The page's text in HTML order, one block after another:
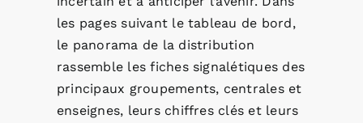
les pages suivant le tableau de bord,
le panorama de la distribution
rassemble les fiches signalétiques des
principaux groupements, centrales et
enseignes, leurs chiffres clés et leurs